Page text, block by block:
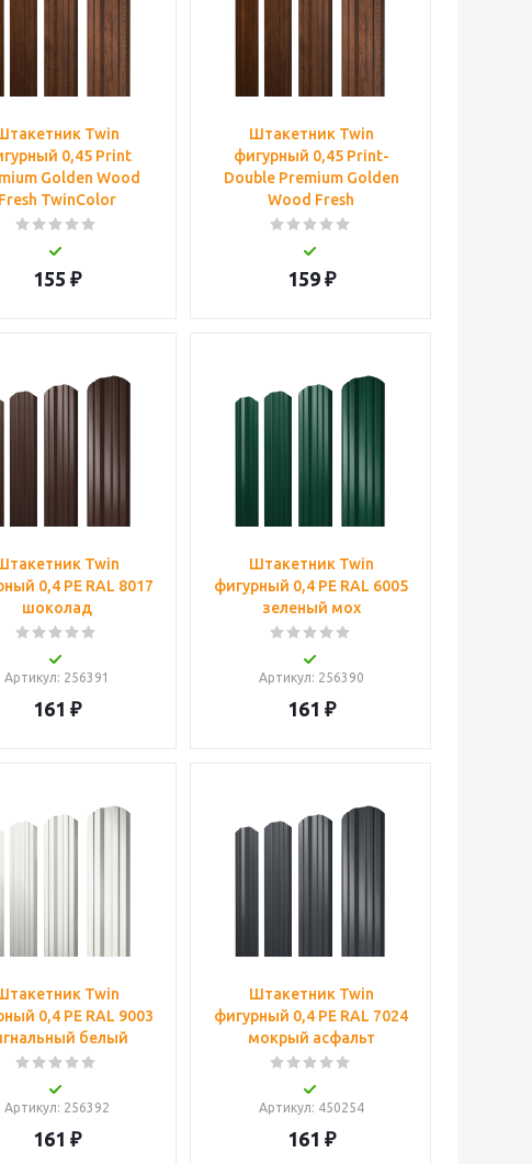
Twin
0,45 Print
Golden Wood
Fresh TwinColor
155 ₽
Штакетник Twin
фигурный 0,45 Print-
Double Premium Golden
Wood Fresh
159₽
Twin
0,4 PE RAL 8017
шоколад
Артикул: 256391
161 ₽
Штакетник Twin
фигурный 0,4 PE RAL 6005
зеленый мох
Артикул: 256390
161 ₽
Twin
0,4 PE RAL 9003
белый
Артикул: 256392
161 ₽
Штакетник Twin
фигурный 0,4 PE RAL 7024
мокрый асфальт
Артикул: 450254
161 ₽